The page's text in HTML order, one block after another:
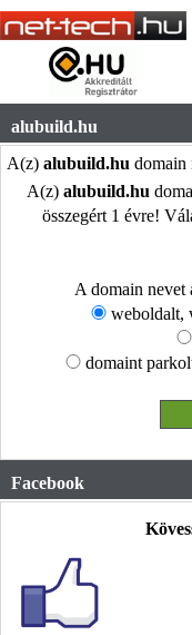
alubuild.hu
A(z) alubuild.hu domain
A(z) alubuild.hu
összegért 1 évre!
A domain nevet
weboldalt,
domaint
Facebook